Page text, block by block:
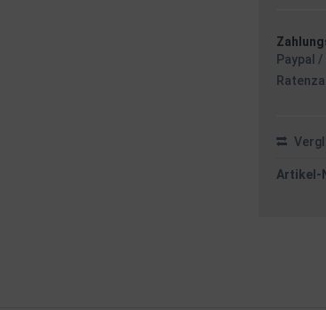
Paypal
Artikel-